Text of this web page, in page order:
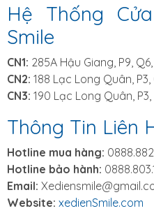
Hệ Thống
Smile
CN1: 285A Hậu Giang, P9, Q6,
CN2: 188 Lạc Long Quân, P3,
CN3: 190 Lạc Long Quân, P3,
Thông Tin Liên
Hotline mua hàng:
Hotline bảo hành:
Email:
Website: xedienSmile.com